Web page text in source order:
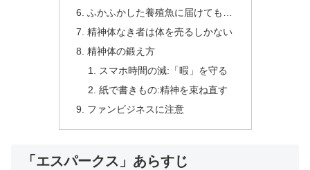
ふかふかした養殖魚に届けても…
精神体なき者は体を売るしかない
精神体の鍛え方
スマホ時間の減:「暇」を守る
紙で書きもの:精神を束ね直す
ファンビジネスに注意
「エスパークス」あらすじ